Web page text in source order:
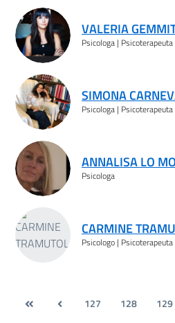
VALERIA
Psicologa | Psicoterapeuta
SIMONA
Psicologa | Psicoterapeuta
ANNALISA LO
Psicologa
CARMINE
Psicologo | Psicoterapeuta
127 128 129